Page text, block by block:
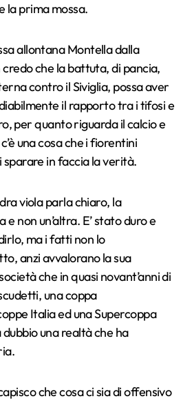
la prima mossa.
allontana Montella dalla
che la battuta, di pancia,
contro il Siviglia, possa aver
il rapporto tra i tifosi e
per quanto riguarda il calcio e
una cosa che i fiorentini
in faccia la verità.
viola parla chiaro, la
non un’altra. E’ stato duro e
ma i fatti non lo
anzi avvalorano la sua
che in quasi novant’anni di
una coppa
Italia ed una Supercoppa
una realtà che ha
che cosa ci sia di offensivo